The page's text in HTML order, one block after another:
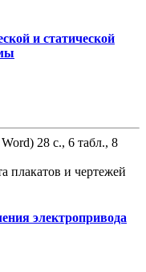
и статической
28 с., 6 табл., 8
плакатов и чертежей
электропривода